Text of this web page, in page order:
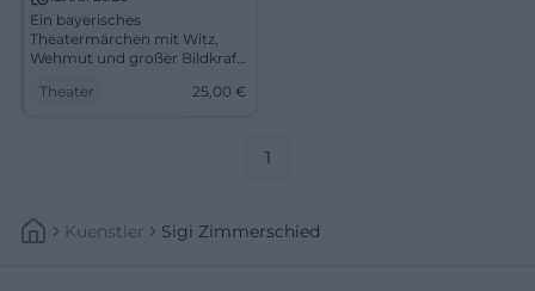
Ein bayerisches
Theatermärchen mit Witz,
Wehmut und großer Bildkraft:
Kaspar im Residenztheater
Theater 25,00 €
1
Kuenstler Sigi Zimmerschied